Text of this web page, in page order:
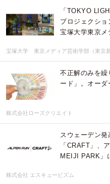
「TOKYO
プロジェクシ
宝塚大学東京メ
宝塚大学 東京メディア芸術学部（東京新
不正解のみを繰
ード」。オー
株式会社ローズクリエイト
スウェーデン
「CRAFT」、
MEIJI PARK」
株式会社 エスキュービズム